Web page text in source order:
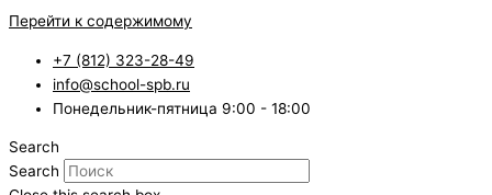
Перейти к содержимому
+7 (812) 323-28-49
info@school-spb.ru
Понедельник-пятница 9:00 - 18:00
Search
Search